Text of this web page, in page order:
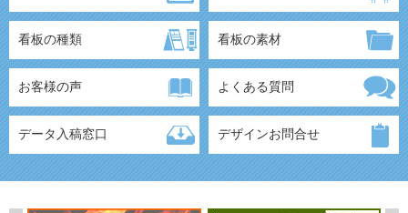
看板の種類 看板の素材
お客様の声 よくある質問
データ入稿窓口 デザインお問合せ